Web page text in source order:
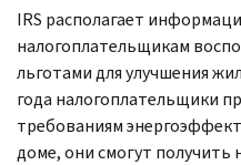
IRS располагает
налогоплательщикам
льготами для улучшения
года налогоплательщики
требованиям
доме, они смогут получить